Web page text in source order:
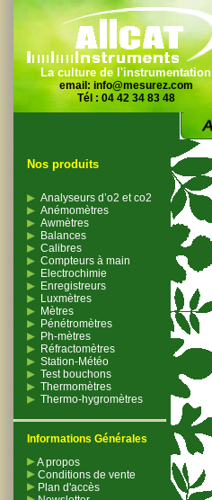
La culture de l'instrumentation
email: info@mesurez.com
Tél : 04 42 34 83 48
Nos produits
Analyseurs d’o2 et co2
Anémomètres
Awmètres
Balances
Calibres
Compteurs à main
Electrochimie
Enregistreurs
Luxmètres
Mètres
Pénétromètres
Ph-mètres
Réfractomètres
Station-Météo
Test bouchons
Thermomètres
Thermo-hygromètres
Informations Générales
A propos
Conditions de vente
Plan d'accès